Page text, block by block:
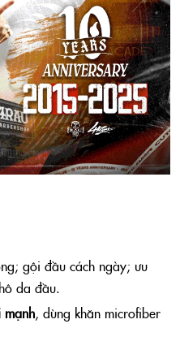
gội đầu cách ngày; ưu
da đầu.
mạnh, dùng khăn microfiber